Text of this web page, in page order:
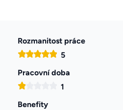
Rozmanitost práce
5
Pracovní doba
1
Benefity